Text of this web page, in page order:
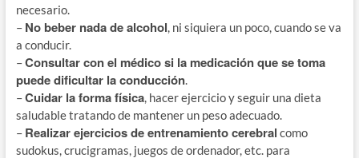
necesario.
– No beber nada de alcohol, ni siquiera un poco, cuando se va
a conducir.
–Consultar con el médico si la medicación que se toma
puede dificultar la conducción.
–Cuidar la forma física, hacer ejercicio y seguir una dieta
saludable tratando de mantener un peso adecuado.
– Realizar ejercicios de entrenamiento cerebral como
sudokus, crucigramas, juegos de ordenador, etc. para